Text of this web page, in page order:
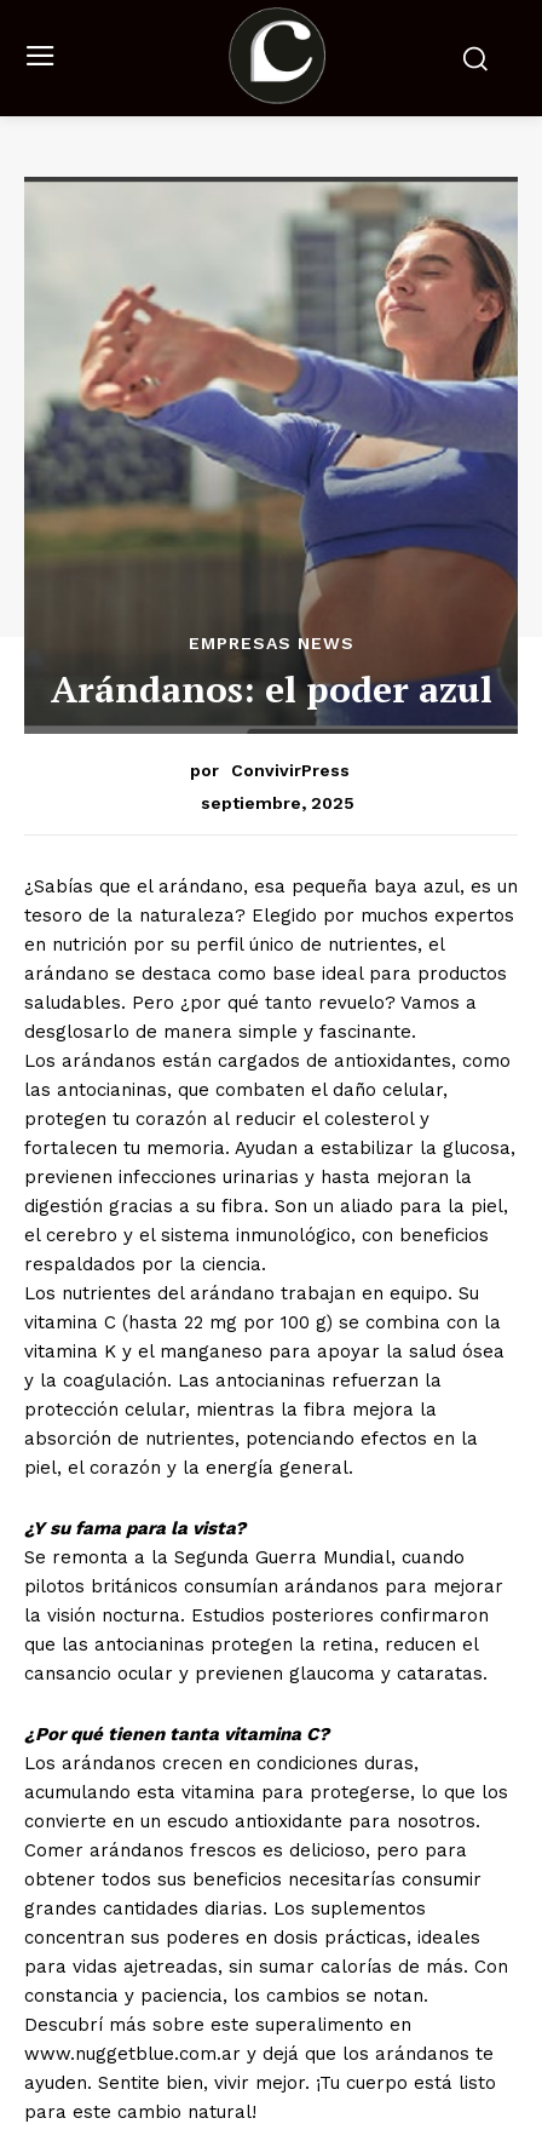
EMPRESAS NEWS
Arándanos: el poder azul
por
ConvivirPress
septiembre, 2025
¿Sabías que el arándano, esa pequeña baya azul, es un
tesoro de la naturaleza? Elegido por muchos expertos
en nutrición por su perfil único de nutrientes, el
arándano se destaca como base ideal para productos
saludables. Pero ¿por qué tanto revuelo? Vamos a
desglosarlo de manera simple y fascinante.
Los arándanos están cargados de antioxidantes, como
las antocianinas, que combaten el daño celular,
protegen tu corazón al reducir el colesterol y
fortalecen tu memoria. Ayudan a estabilizar la glucosa,
previenen infecciones urinarias y hasta mejoran la
digestión gracias a su fibra. Son un aliado para la piel,
el cerebro y el sistema inmunológico, con beneficios
respaldados por la ciencia.
Los nutrientes del arándano trabajan en equipo. Su
vitamina C (hasta 22 mg por 100 g) se combina con la
vitamina K y el manganeso para apoyar la salud ósea
y la coagulación. Las antocianinas refuerzan la
protección celular, mientras la fibra mejora la
absorción de nutrientes, potenciando efectos en la
piel, el corazón y la energía general.
¿Y su fama para la vista?
Se remonta a la Segunda Guerra Mundial, cuando
pilotos británicos consumían arándanos para mejorar
la visión nocturna. Estudios posteriores confirmaron
que las antocianinas protegen la retina, reducen el
cansancio ocular y previenen glaucoma y cataratas.
¿Por qué tienen tanta vitamina C?
Los arándanos crecen en condiciones duras,
acumulando esta vitamina para protegerse, lo que los
convierte en un escudo antioxidante para nosotros.
Comer arándanos frescos es delicioso, pero para
obtener todos sus beneficios necesitarías consumir
grandes cantidades diarias. Los suplementos
concentran sus poderes en dosis prácticas, ideales
para vidas ajetreadas, sin sumar calorías de más. Con
constancia y paciencia, los cambios se notan.
Descubrí más sobre este superalimento en
www.nuggetblue.com.ar y dejá que los arándanos te
ayuden. Sentite bien, vivir mejor. ¡Tu cuerpo está listo
para este cambio natural!